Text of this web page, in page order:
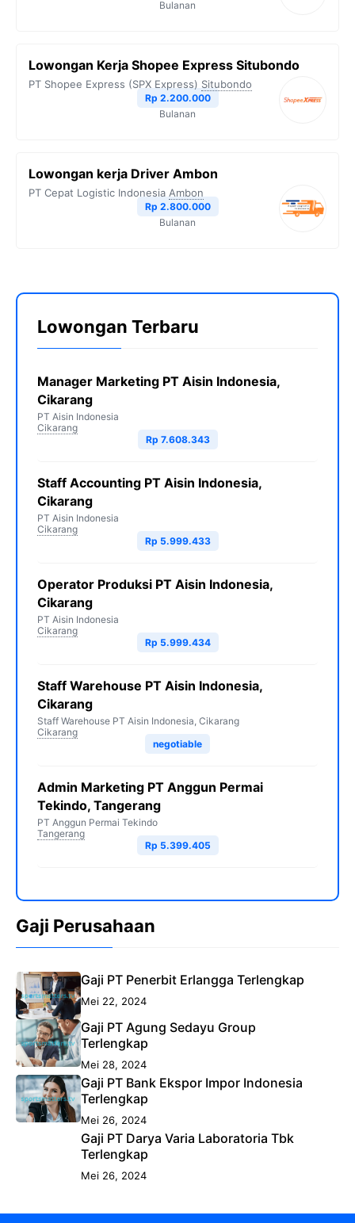
Bulanan
Lowongan Kerja Shopee Express Situbondo
PT Shopee Express (SPX Express) Situbondo
Rp 2.200.000
Bulanan
Lowongan kerja Driver Ambon
PT Cepat Logistic Indonesia Ambon
Rp 2.800.000
Bulanan
Lowongan Terbaru
Manager Marketing PT Aisin Indonesia,
Cikarang
PT Aisin Indonesia
Cikarang
Rp 7.608.343
Staff Accounting PT Aisin Indonesia,
Cikarang
PT Aisin Indonesia
Cikarang
Rp 5.999.433
Operator Produksi PT Aisin Indonesia,
Cikarang
PT Aisin Indonesia
Cikarang
Rp 5.999.434
Staff Warehouse PT Aisin Indonesia,
Cikarang
Staff Warehouse PT Aisin Indonesia, Cikarang
Cikarang
negotiable
Admin Marketing PT Anggun Permai
Tekindo, Tangerang
PT Anggun Permai Tekindo
Tangerang
Rp 5.399.405
Gaji Perusahaan
Gaji PT Penerbit Erlangga Terlengkap
Mei 22, 2024
Gaji PT Agung Sedayu Group
Terlengkap
Mei 28, 2024
Gaji PT Bank Ekspor Impor Indonesia
Terlengkap
Mei 26, 2024
Gaji PT Darya Varia Laboratoria Tbk
Terlengkap
Mei 26, 2024